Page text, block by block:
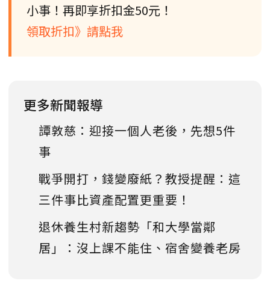
小事！再即享折扣金50元！
領取折扣》請點我
更多新聞報導
譚敦慈：迎接一個人老後，先想5件
事
戰爭開打，錢變廢紙？教授提醒：這
三件事比資產配置更重要！
退休養生村新趨勢「和大學當鄰
居」：沒上課不能住、宿舍變養老房